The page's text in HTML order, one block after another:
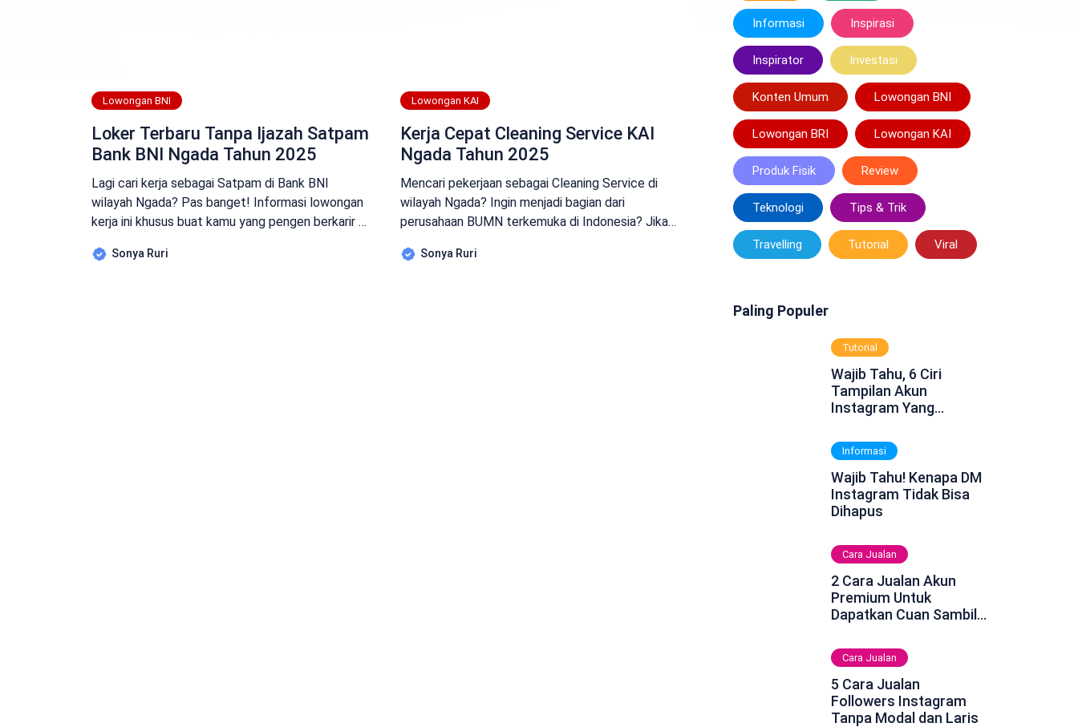
Lowongan BNI
Loker Terbaru Tanpa Ijazah Satpam
Bank BNI Ngada Tahun 2025
Lagi cari kerja sebagai Satpam di Bank BNI
wilayah Ngada? Pas banget! Informasi lowongan
kerja ini khusus buat kamu yang pengen berkarir di
Di artikel ini, kita bakal kupas tuntas semua
Sonya Ruri
Lowongan KAI
Kerja Cepat Cleaning Service KAI
Ngada Tahun 2025
Mencari pekerjaan sebagai Cleaning Service di
wilayah Ngada? Ingin menjadi bagian dari
perusahaan BUMN terkemuka di Indonesia? Jika
KAI Ngada ini sangat cocok untuk Anda! Artikel
Sonya Ruri
Informasi Inspirasi
Inspirator Investasi
Konten Umum Lowongan BNI
Lowongan BRI Lowongan KAI
Produk Fisik Review
Teknologi Tips & Trik
Travelling Tutorial Viral
Paling Populer
Tutorial
Wajib Tahu, 6 Ciri
Tampilan Akun
Instagram Yang
Informasi
Wajib Tahu! Kenapa DM
Instagram Tidak Bisa
Dihapus
Cara Jualan
2 Cara Jualan Akun
Premium Untuk
Dapatkan Cuan Sambil
Cara Jualan
5 Cara Jualan
Followers Instagram
Tanpa Modal dan Laris